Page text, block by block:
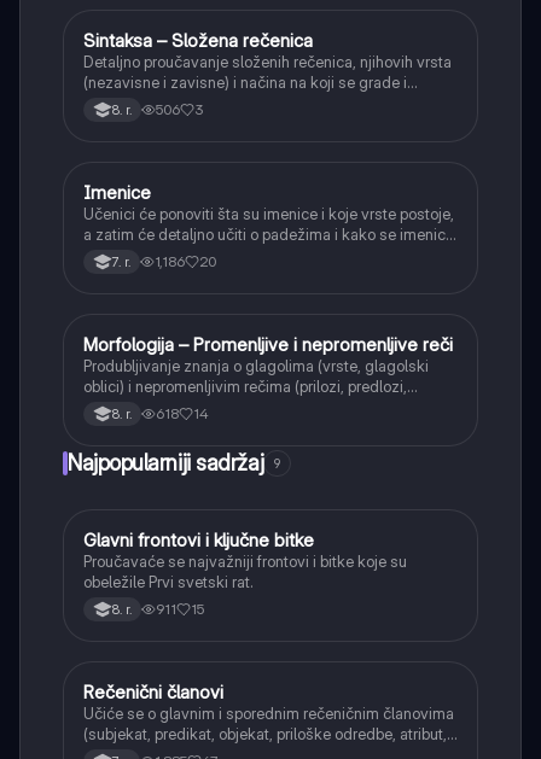
Srpski jezik
Sintaksa – Složena rečenica
Detaljno proučavanje složenih rečenica, njihovih vrsta
(nezavisne i zavisne) i načina na koji se grade i
povezuju.
8. r. 506 3
Srpski jezik
Imenice
Učenici će ponoviti šta su imenice i koje vrste postoje,
a zatim će detaljno učiti o padežima i kako se imenice
menjaju da bi pokazale svoju ulogu u rečenici.
7. r. 1,186 20
Srpski jezik
Morfologija – Promenljive i nepromenljive reči
Produbljivanje znanja o glagolima (vrste, glagolski
oblici) i nepromenljivim rečima (prilozi, predlozi,
veznici, uzvici, rečce) i njihovoj ulozi u rečenici.
8. r. 618 14
Najpopularniji sadržaj 9
Istorija
Glavni frontovi i ključne bitke
Proučavaće se najvažniji frontovi i bitke koje su
obeležile Prvi svetski rat.
8. r. 911 15
Srpski jezik
Rečenični članovi
Učiće se o glavnim i sporednim rečeničnim članovima
(subjekat, predikat, objekat, priloške odredbe, atribut,
apozicija) i njihovoj funkciji.